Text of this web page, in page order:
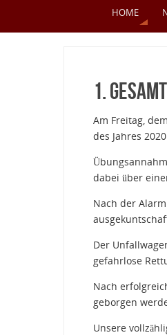
HOME
1.
Am Freitag,
des Jahres
dabei über
Nach der
Der
gefahrlose
Nach
geborgen
Unsere